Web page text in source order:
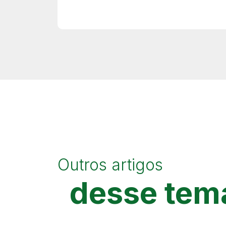
Outros artigos
desse